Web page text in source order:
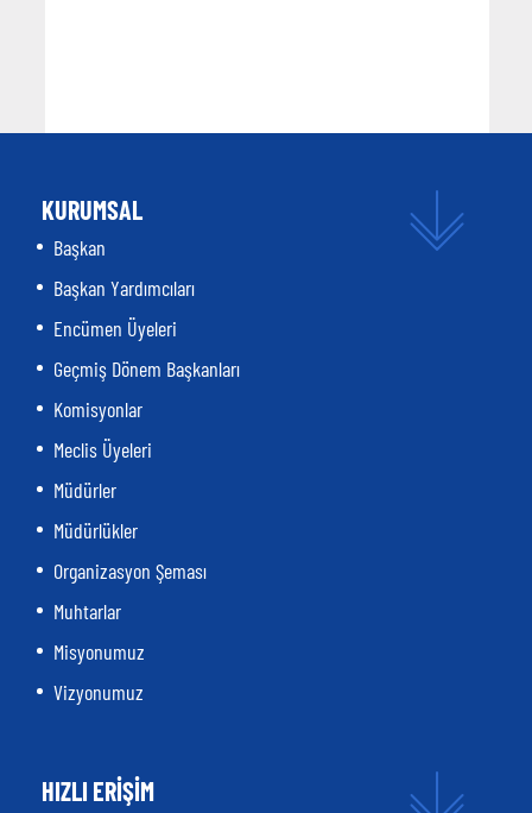
KURUMSAL
Başkan
Başkan Yardımcıları
Encümen Üyeleri
Geçmiş Dönem Başkanları
Komisyonlar
Meclis Üyeleri
Müdürler
Müdürlükler
Organizasyon Şeması
Muhtarlar
Misyonumuz
Vizyonumuz
HIZLI ERİŞİM